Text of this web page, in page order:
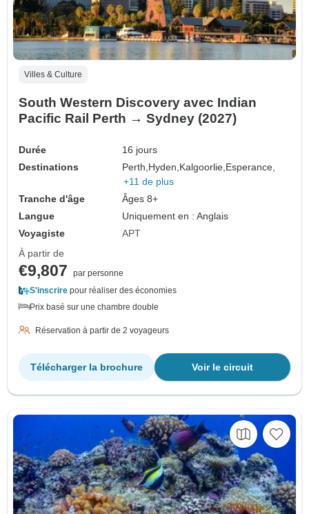
Villes & Culture
South Western Discovery avec Indian
Pacific Rail Perth → Sydney (2027)
Durée
16 jours
Destinations
Perth,Hyden,Kalgoorlie,Esperance,
+11 de plus
Tranche d'âge
Âges 8+
Langue
Uniquement en : Anglais
Voyagiste
APT
À partir de
€9,807
par personne
S'inscrire pour réaliser des économies
Prix basé sur une chambre double
Réservation à partir de 2 voyageurs
Voir le circuit
Télécharger la brochure